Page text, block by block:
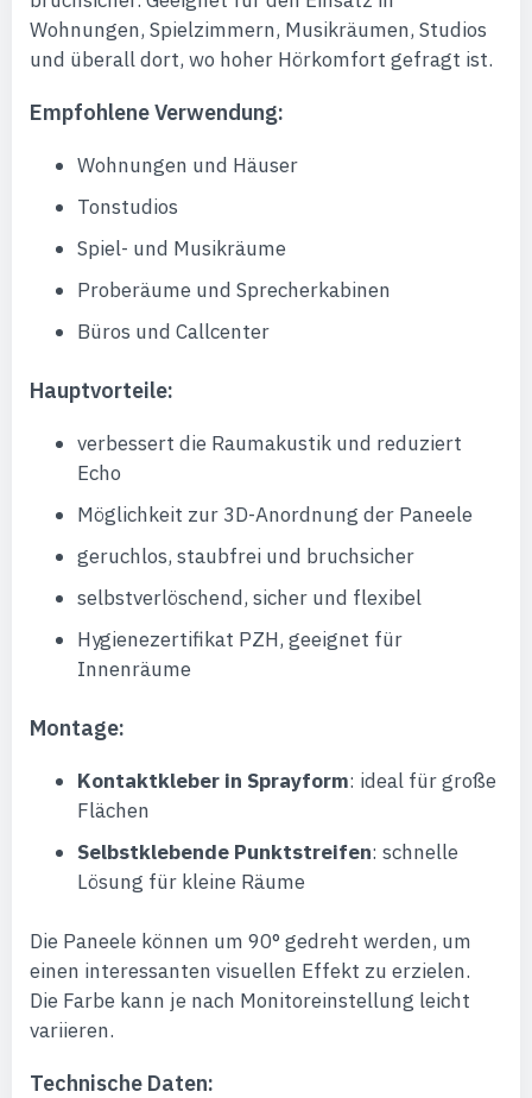
Wohnungen, Spielzimmern, Musikräumen, Studios
und überall dort, wo hoher Hörkomfort gefragt ist.
Empfohlene Verwendung:
Wohnungen und Häuser
Tonstudios
Spiel- und Musikräume
Proberäume und Sprecherkabinen
Büros und Callcenter
Hauptvorteile:
verbessert die Raumakustik und reduziert
Echo
Möglichkeit zur 3D-Anordnung der Paneele
geruchlos, staubfrei und bruchsicher
selbstverlöschend, sicher und flexibel
Hygienezertifikat PZH, geeignet für
Innenräume
Montage:
Kontaktkleber in Sprayform: ideal für große
Flächen
Selbstklebende Punktstreifen: schnelle
Lösung für kleine Räume
Die Paneele können um 90° gedreht werden, um
einen interessanten visuellen Effekt zu erzielen.
Die Farbe kann je nach Monitoreinstellung leicht
variieren.
Technische Daten: